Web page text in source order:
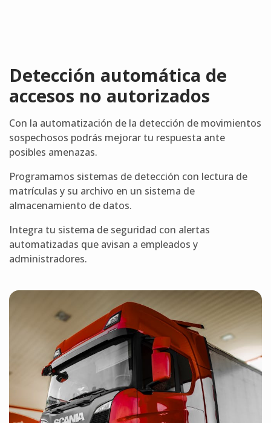
Detección automática de
accesos no autorizados
Con la automatización de la detección de movimientos
sospechosos podrás mejorar tu respuesta ante
posibles amenazas.
Programamos sistemas de detección con lectura de
matrículas y su archivo en un sistema de
almacenamiento de datos.
Integra tu sistema de seguridad con alertas
automatizadas que avisan a empleados y
administradores.